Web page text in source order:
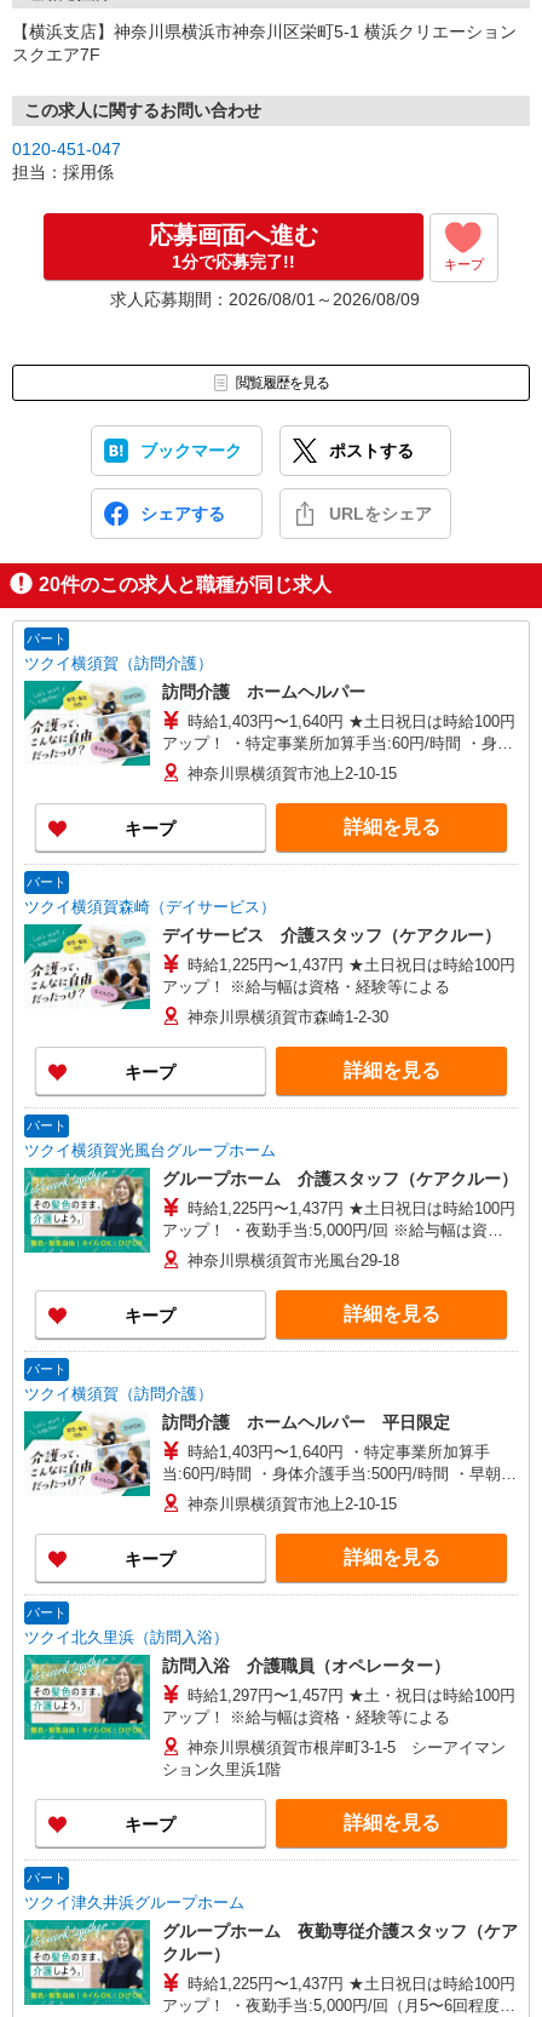
【横浜支店】神奈川県横浜市神奈川区栄町5-1 横浜クリエーション
スクエア7F
この求人に関するお問い合わせ
0120-451-047
担当：採用係
応募画面へ進む
1分で応募完了!! キープ
求人応募期間：2026/08/01～2026/08/09
閲覧履歴を見る
ブックマーク ポストする
シェアする URLをシェア
20件のこの求人と職種が同じ求人
パート
ツクイ横須賀（訪問介護）
訪問介護 ホームヘルパー
時給1,403円〜1,640円 ★土日祝日は時給100円
アップ！ ・特定事業所加算手当:60円/時間 ・身体
介護手当:500円/時間 ・早朝夜間深夜手当:300円/
時間 （18:00〜翌07:59の時間帯） ・ICT手
当:2,000円/月 ・深夜割増は別途支給 ・ケア→ケ
アの移動時間も賃金（時給）を支給 ※給与幅は資
格・経験等による
神奈川県横須賀市池上2-10-15
キープ 詳細を見る
パート
ツクイ横須賀森崎（デイサービス）
デイサービス 介護スタッフ（ケアクルー）
時給1,225円〜1,437円 ★土日祝日は時給100円
アップ！ ※給与幅は資格・経験等による
神奈川県横須賀市森崎1-2-30
キープ 詳細を見る
パート
ツクイ横須賀光風台グループホーム
グループホーム 介護スタッフ（ケアクルー）
時給1,225円〜1,437円 ★土日祝日は時給100円
アップ！ ・夜勤手当:5,000円/回 ※給与幅は資
格・経験等による
神奈川県横須賀市光風台29-18
キープ 詳細を見る
パート
ツクイ横須賀（訪問介護）
訪問介護 ホームヘルパー 平日限定
時給1,403円〜1,640円 ・特定事業所加算手
当:60円/時間 ・身体介護手当:500円/時間 ・早朝夜
間深夜手当:300円/時間 （18:00〜翌07:59の時間
帯） ・ICT手当:2,000円/月 ・深夜割増は別途支給
・ケア→ケアの移動時間も賃金（時給）を支給 ※
給与幅は資格・経験等による
神奈川県横須賀市池上2-10-15
キープ 詳細を見る
パート
ツクイ北久里浜（訪問入浴）
訪問入浴 介護職員（オペレーター）
時給1,297円〜1,457円 ★土・祝日は時給100円
アップ！ ※給与幅は資格・経験等による
神奈川県横須賀市根岸町3-1-5 シーアイマン
ション久里浜1階
キープ 詳細を見る
パート
ツクイ津久井浜グループホーム
グループホーム 夜勤専従介護スタッフ（ケア
クルー）
時給1,225円〜1,437円 ★土日祝日は時給100円
アップ！ ・夜勤手当:5,000円/回（月5〜6回程度）